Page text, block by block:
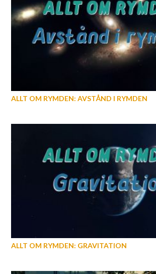
ALLT OM RYMDEN: AVSTÅND I RYMDEN
ALLT OM RYMDEN: GRAVITATION